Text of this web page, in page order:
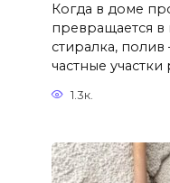
Когда в доме
превращается в
стиралка, полив
частные
1.3к.